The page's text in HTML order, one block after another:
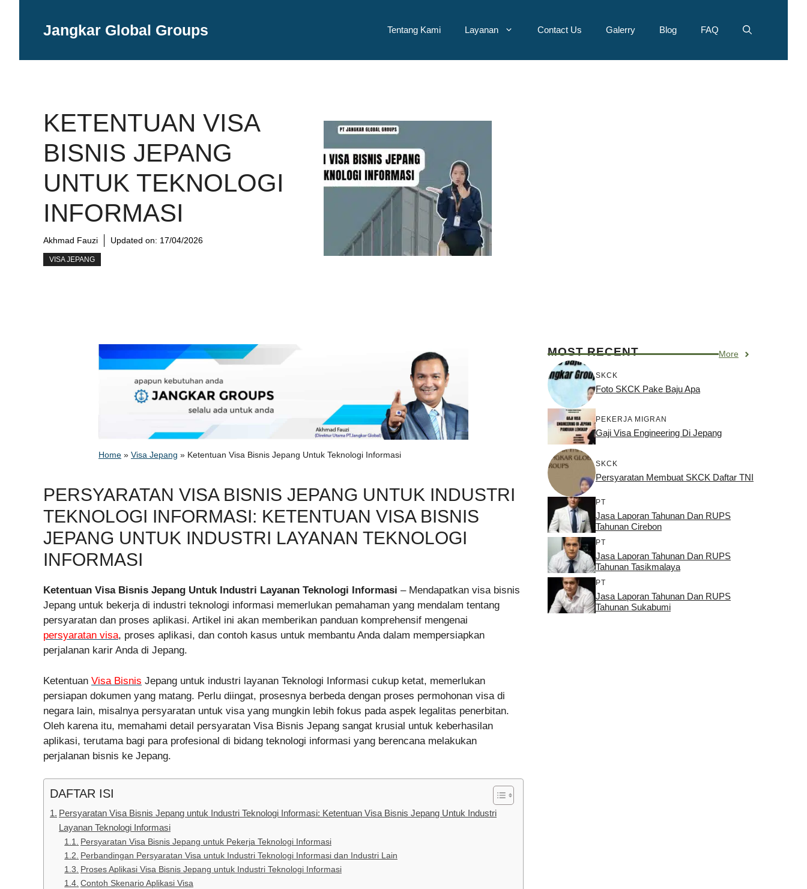
Jangkar Global Groups Tentang Kami Layanan Contact Us Galerry Blog FAQ
KETENTUAN VISA
BISNIS JEPANG
UNTUK TEKNOLOGI
INFORMASI
Akhmad Fauzi Updated on: 17/04/2026
VISA JEPANG
Home » Visa Jepang » Ketentuan Visa Bisnis Jepang Untuk Teknologi Informasi
PERSYARATAN VISA BISNIS JEPANG UNTUK INDUSTRI
TEKNOLOGI INFORMASI: KETENTUAN VISA BISNIS
JEPANG UNTUK INDUSTRI LAYANAN TEKNOLOGI
INFORMASI
Ketentuan Visa Bisnis Jepang Untuk Industri Layanan Teknologi Informasi – Mendapatkan visa bisnis
Jepang untuk bekerja di industri teknologi informasi memerlukan pemahaman yang mendalam tentang
persyaratan dan proses aplikasi. Artikel ini akan memberikan panduan komprehensif mengenai
persyaratan visa, proses aplikasi, dan contoh kasus untuk membantu Anda dalam mempersiapkan
perjalanan karir Anda di Jepang.
Ketentuan Visa Bisnis Jepang untuk industri layanan Teknologi Informasi cukup ketat, memerlukan
persiapan dokumen yang matang. Perlu diingat, prosesnya berbeda dengan proses permohonan visa di
negara lain, misalnya persyaratan untuk visa yang mungkin lebih fokus pada aspek legalitas penerbitan.
Oleh karena itu, memahami detail persyaratan Visa Bisnis Jepang sangat krusial untuk keberhasilan
aplikasi, terutama bagi para profesional di bidang teknologi informasi yang berencana melakukan
perjalanan bisnis ke Jepang.
DAFTAR ISI
Persyaratan Visa Bisnis Jepang untuk Industri Teknologi Informasi: Ketentuan Visa Bisnis Jepang Untuk Industri
Layanan Teknologi Informasi
Persyaratan Visa Bisnis Jepang untuk Pekerja Teknologi Informasi
Perbandingan Persyaratan Visa untuk Industri Teknologi Informasi dan Industri Lain
Proses Aplikasi Visa Bisnis Jepang untuk Industri Teknologi Informasi
Contoh Skenario Aplikasi Visa
MOST RECENT More
SKCK
Foto SKCK Pake Baju Apa
PEKERJA MIGRAN
Gaji Visa Engineering Di Jepang
SKCK
Persyaratan Membuat SKCK Daftar TNI
PT
Jasa Laporan Tahunan Dan RUPS
Tahunan Cirebon
PT
Jasa Laporan Tahunan Dan RUPS
Tahunan Tasikmalaya
PT
Jasa Laporan Tahunan Dan RUPS
Tahunan Sukabumi